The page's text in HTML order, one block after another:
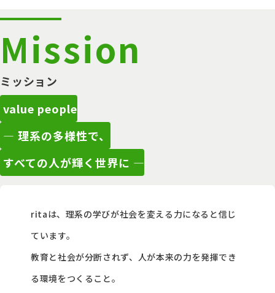
Mission
ミッション
value people
― 理系の多様性で、
すべての人が輝く世界に ―
ritaは、理系の学びが社会を変える力になると信じ
ています。
教育と社会が分断されず、人が本来の力を発揮でき
る環境をつくること。